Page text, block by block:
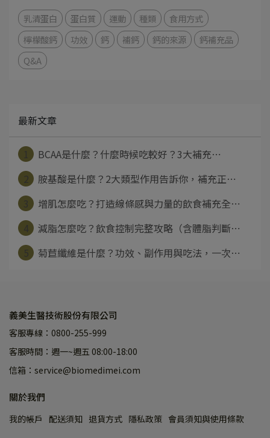
乳清蛋白 蛋白質 運動 種類
食用方式
檸檬酸鈣
功效 鈣 補鈣 鈣的來源
鈣補充品
Q&A
最新文章
BCAA是什麼？什麼時候吃較好？3大補充⋯
胺基酸是什麼？2大類型作用告訴你，補充正⋯
增肌怎麼吃？打造線條感與力量的飲食補充全⋯
減脂怎麼吃？飲食控制完整攻略（含體脂判斷⋯
菊苣纖維是什麼？功效、副作用與吃法，一次⋯
義美生醫技術股份有限公司
客服專線：0800-255-999
客服時間：週一~週五 08:00-18:00
信箱：service@biomedimei.com
關於我們
我的帳戶 配送須知 退貨方式 隱私政策 會員須知與使用條款